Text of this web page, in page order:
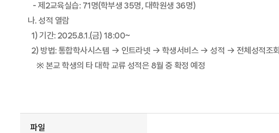
- 제2교육실습: 71명(학부생 35명, 대학원생 36명)
나. 성적 열람
1) 기간: 2025.8.1.(금) 18:00~
2) 방법: 통합학사시스템 → 인트라넷 → 학생서비스 → 성적 → 전체성적조회
※ 본교 학생의 타 대학 교류 성적은 8월 중 확정 예정
파일